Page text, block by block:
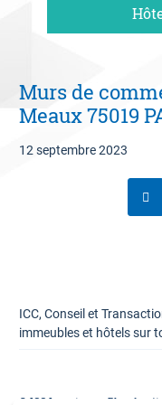
06 09 94 87 02
Estimation offerte
Murs de
Meaux 75019
12 septembre 2023
ICC, Conseil et
immeubles et hôtels sur
© ICC Invest Plan du site